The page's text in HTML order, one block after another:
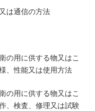
は通信の方法
の用に供する物又はこ
、性能又は使用方法
の用に供する物又はこ
、検査、修理又は試験